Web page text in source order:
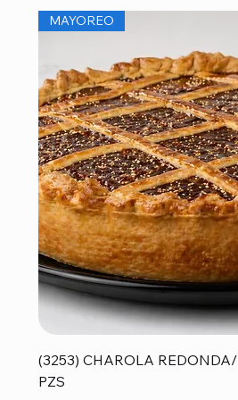
MAYOREO
(3253) CHAROLA
PZS